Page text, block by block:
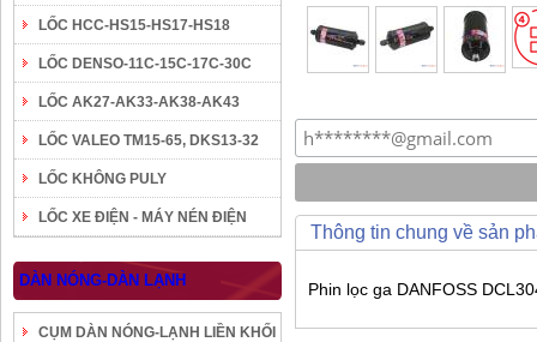
LỐC HCC-HS15-HS17-HS18
LỐC DENSO-11C-15C-17C-30C
LỐC AK27-AK33-AK38-AK43
LỐC VALEO TM15-65, DKS13-32
LỐC KHÔNG PULY
LỐC XE ĐIỆN - MÁY NÉN ĐIỆN
DÀN NÓNG-DÀN LẠNH
CỤM DÀN NÓNG-LẠNH LIỀN KHỐI
Thông tin chung về sản
Phin lọc ga DANFOSS